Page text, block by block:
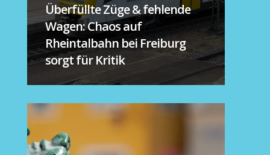
Überfüllte Züge & fehlende
Wagen: Chaos auf
Rheintalbahn bei Freiburg
sorgt für Kritik